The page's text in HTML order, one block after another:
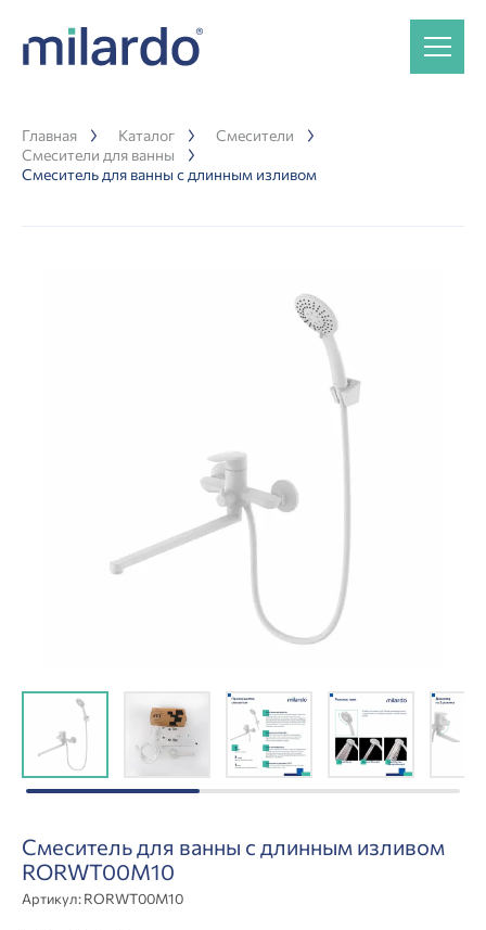
Главная Каталог
Смесители
Смесители для ванны
Смеситель для ванны с длинным изливом
Смеситель для ванны с длинным изливом
RORWT00M10
Артикул:RORWT00M10